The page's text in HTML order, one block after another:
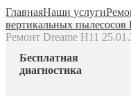
ГлавнаяНаши услуги
вертикальных пылесосов
Ремонт Dreame H11
Бесплатная
диагностика